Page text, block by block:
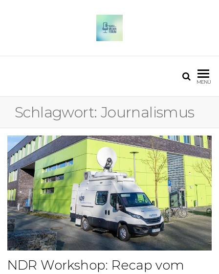
MENÜ
Schlagwort: Journalismus
NDR Workshop: Recap vom